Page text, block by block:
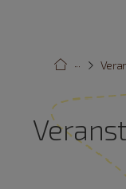
···